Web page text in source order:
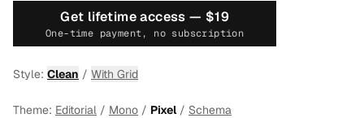
Get lifetime access — $19
One-time payment, no subscription
Style: Clean / With Grid
Theme: Editorial / Mono / Pixel/ Schema